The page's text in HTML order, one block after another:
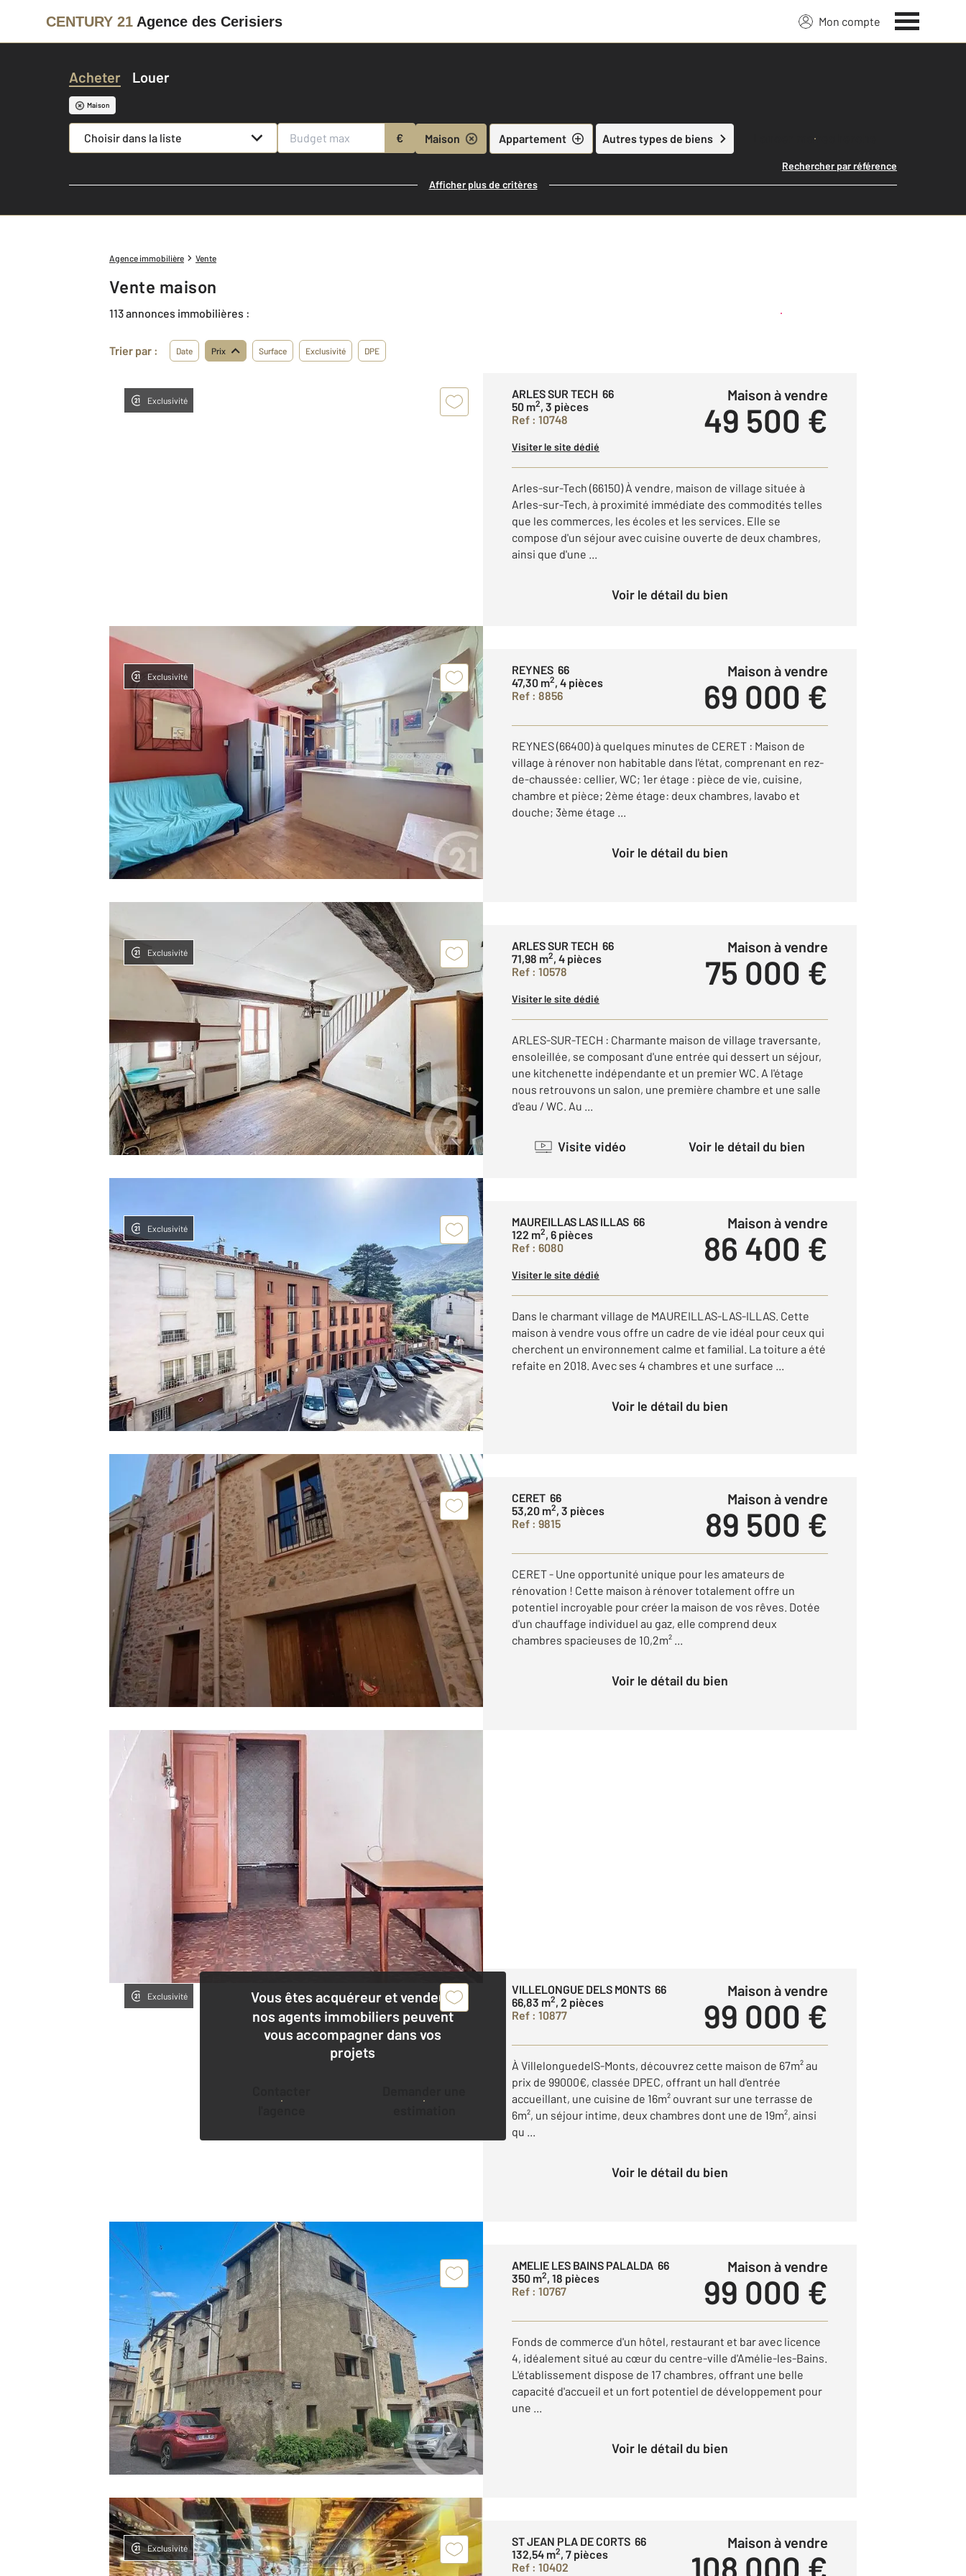
CENTURY 21 Agence des Cerisiers Mon compte
Acheter Louer
Maison
Choisir dans la liste € Maison Appartement Autres types de biens Lancer ma recherche
Rechercher par référence
Afficher plus de critères
Agence immobilière Vente
Vente maison
113 annonces immobilières : Créer une alerte
Trier par : Date Prix Surface Exclusivité DPE
Exclusivité
ARLES SUR TECH 66
50 m2, 3 pièces
Ref : 10748
Maison à vendre
49 500 €
Visiter le site dédié
Arles-sur-Tech (66150) À vendre, maison de village située à
Arles-sur-Tech, à proximité immédiate des commodités telles
que les commerces, les écoles et les services. Elle se
compose d'un séjour avec cuisine ouverte de deux chambres,
ainsi que d'une ...
Voir le détail du bien
Exclusivité
REYNES 66
47,30 m2, 4 pièces
Ref : 8856
Maison à vendre
69 000 €
REYNES (66400) à quelques minutes de CERET : Maison de
village à rénover non habitable dans l'état, comprenant en rez-
de-chaussée: cellier, WC; 1er étage : pièce de vie, cuisine,
chambre et pièce; 2ème étage: deux chambres, lavabo et
douche; 3ème étage ...
Voir le détail du bien
Exclusivité
ARLES SUR TECH 66
71,98 m2, 4 pièces
Ref : 10578
Maison à vendre
75 000 €
Visiter le site dédié
ARLES-SUR-TECH : Charmante maison de village traversante,
ensoleillée, se composant d'une entrée qui dessert un séjour,
une kitchenette indépendante et un premier WC. A l'étage
nous retrouvons un salon, une première chambre et une salle
d'eau / WC. Au ...
Visite vidéo Voir le détail du bien
Exclusivité
MAUREILLAS LAS ILLAS 66
122 m2, 6 pièces
Ref : 6080
Maison à vendre
86 400 €
Visiter le site dédié
Dans le charmant village de MAUREILLAS-LAS-ILLAS. Cette
maison à vendre vous offre un cadre de vie idéal pour ceux qui
cherchent un environnement calme et familial. La toiture a été
refaite en 2018. Avec ses 4 chambres et une surface ...
Voir le détail du bien
CERET 66
53,20 m2, 3 pièces
Ref : 9815
Maison à vendre
89 500 €
CERET - Une opportunité unique pour les amateurs de
rénovation ! Cette maison à rénover totalement offre un
potentiel incroyable pour créer la maison de vos rêves. Dotée
d'un chauffage individuel au gaz, elle comprend deux
chambres spacieuses de 10,2m² ...
Voir le détail du bien
Vous êtes acquéreur et vendeur,
nos agents immobiliers peuvent
vous accompagner dans vos
projets
Exclusivité
VILLELONGUE DELS MONTS 66
66,83 m2, 2 pièces
Ref : 10877
Maison à vendre
99 000 €
À VillelonguedelS-Monts, découvrez cette maison de 67m² au
prix de 99000€, classée DPEC, offrant un hall d'entrée
accueillant, une cuisine de 16m² ouvrant sur une terrasse de
6m², un séjour intime, deux chambres dont une de 19m², ainsi
qu ...
Voir le détail du bien
AMELIE LES BAINS PALALDA 66
350 m2, 18 pièces
Ref : 10767
Maison à vendre
99 000 €
Fonds de commerce d'un hôtel, restaurant et bar avec licence
4, idéalement situé au cœur du centre-ville d'Amélie-les-Bains.
L'établissement dispose de 17 chambres, offrant une belle
capacité d'accueil et un fort potentiel de développement pour
une ...
Voir le détail du bien
Exclusivité
ST JEAN PLA DE CORTS 66
132,54 m2, 7 pièces
Ref : 10402
Maison à vendre
108 000 €